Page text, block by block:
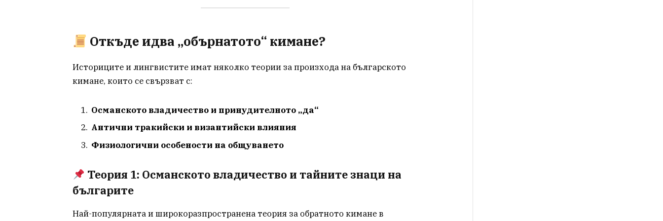
Откъде идва „обърнатото“ кимане?
Историците и лингвистите имат няколко теории за произхода на българското
кимане, които се свързват с:
Османското владичество и принудителното „да“
Антични тракийски и византийски влияния
Физиологични особености на общуването
Теория 1: Османското владичество и тайните знаци на
българите
Най-популярната и широкоразпространена теория за обратното кимане в